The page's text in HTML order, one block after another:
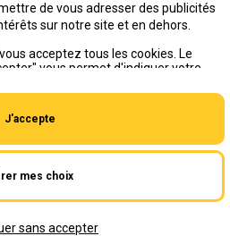
recrute
de vous adresser des publicités
sur notre site et en dehors.
acceptez tous les cookies. Le
vous permet d'indiquer votre
modifier vos choix à tout moment
via
sans accepter
J'accepte
mes choix